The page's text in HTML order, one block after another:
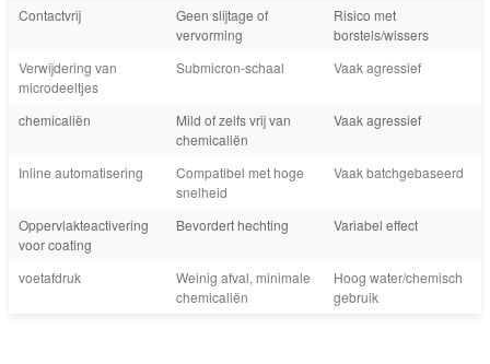
Contactvrij
Geen slijtage of
vervorming
Risico met
borstels/wissers
Verwijdering van
microdeeltjes
Submicron-schaal Vaak agressief
chemicaliën
Mild of zelfs vrij van
chemicaliën
Vaak agressief
Inline automatisering
Compatibel met hoge
snelheid
Vaak batchgebaseerd
Oppervlakteactivering
voor coating
Bevordert hechting Variabel effect
voetafdruk
Weinig afval, minimale
chemicaliën
Hoog water/chemisch
gebruik